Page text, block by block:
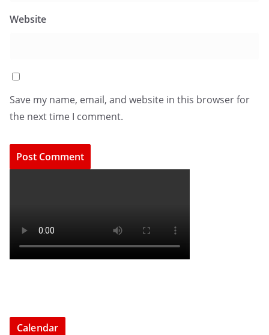
Website
Save my name, email, and website in this browser for
the next time I comment.
Calendar